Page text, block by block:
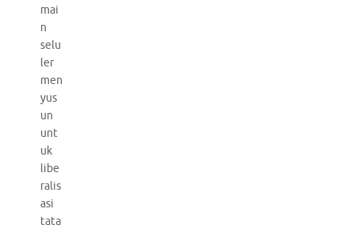
mai
n
selu
ler
men
yus
un
unt
uk
libe
ralis
asi
tata